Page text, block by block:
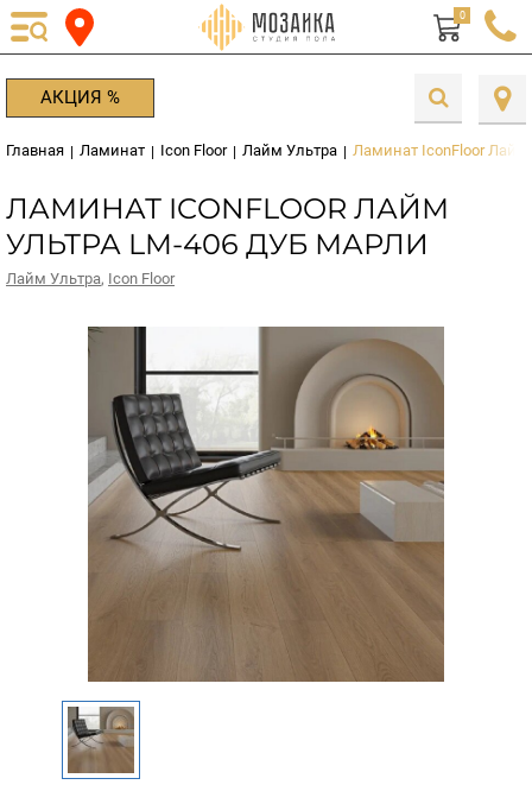
0
АКЦИЯ %
Главная | Ламинат | Icon Floor | Лайм Ультра | Ламинат IconFloor Лайм
ЛАМИНАТ ICONFLOOR ЛАЙМ
УЛЬТРА LM-406 ДУБ МАРЛИ
Лайм Ультра, Icon Floor